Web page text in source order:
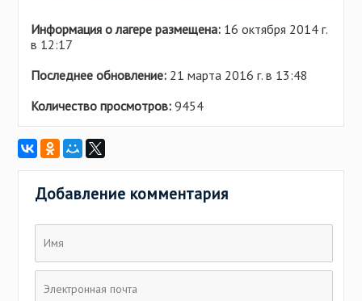
Информация о лагере размещена: 16 октября 2014 г.
в 12:17
Последнее обновление: 21 марта 2016 г. в 13:48
Количество просмотров: 9454
Добавление комментария